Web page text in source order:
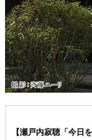
【瀬戸内寂聴「今日